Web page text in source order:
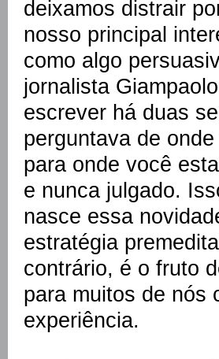
deixamos distrair
nosso principal
como algo
jornalista
escrever há duas
perguntava de
para onde você
e nunca julgado.
nasce essa
estratégia
contrário, é o fruto
para muitos de nós
experiência.